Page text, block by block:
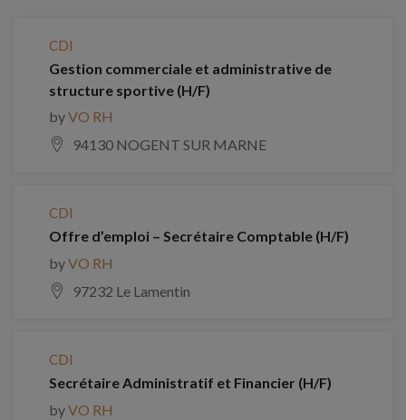
CDI
Gestion commerciale et administrative de
structure sportive (H/F)
byVO RH
94130 NOGENT SUR MARNE
CDI
Offre d’emploi – Secrétaire Comptable (H/F)
byVO RH
97232 Le Lamentin
CDI
Secrétaire Administratif et Financier (H/F)
byVO RH